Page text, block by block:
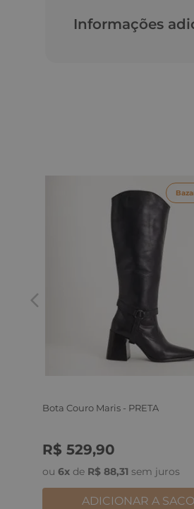
Informações
Bota Couro Maris - PRETA
R$ 529,90
ou 6x de R$ 88,31 sem juros
36
ADICIONAR A